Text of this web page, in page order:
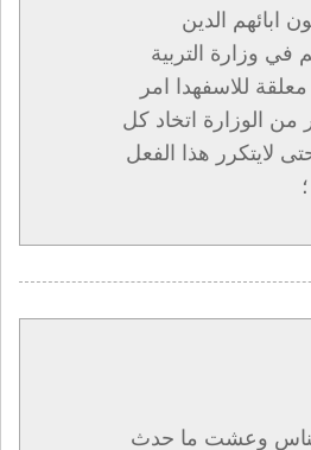
ابائهم الدين
وزارة التربية
للاسفهدا امر
الوزارة اتخاد كل
حتى لايتكرر هذا الفعل
وعشت ما حدث